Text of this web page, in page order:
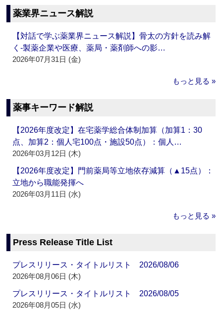
薬業界ニュース解説
【対話で学ぶ薬業界ニュース解説】骨太の方針を読み解
く‐製薬企業や医療、薬局・薬剤師への影…
2026年07月31日 (金)
もっと見る »
薬事キーワード解説
【2026年度改定】在宅薬学総合体制加算（加算1：30
点、加算2：個人宅100点・施設50点）：個人…
2026年03月12日 (木)
【2026年度改定】門前薬局等立地依存減算（▲15点）：
立地から職能発揮へ
2026年03月11日 (水)
もっと見る »
Press Release Title List
プレスリリース・タイトルリスト 2026/08/06
2026年08月06日 (木)
プレスリリース・タイトルリスト 2026/08/05
2026年08月05日 (水)